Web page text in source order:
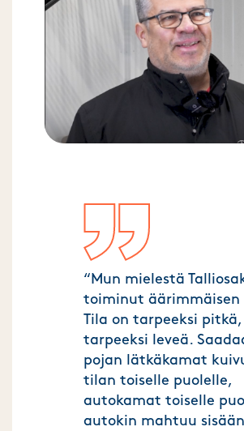
“Mun mielestä
toiminut äärimmäisen
Tila on tarpeeksi pitkä,
tarpeeksi leveä.
pojan lätkäkamat
tilan toiselle puolelle,
autokamat toiselle
autokin mahtuu